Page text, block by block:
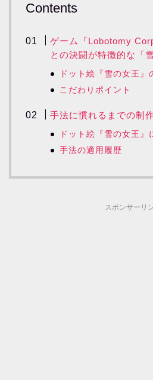
Contents
ゲーム『Lobotomy
との決闘が特徴的な「
ドット絵『雪の女王』
こだわりポイント
手法に慣れるまでの制
ドット絵『雪の女王
手法の適用履歴
スポンサーリ